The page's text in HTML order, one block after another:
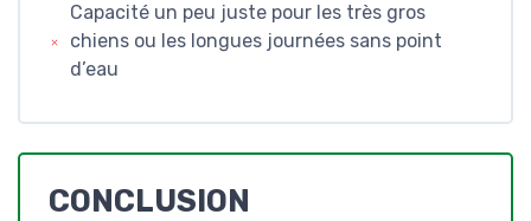
Capacité un peu juste pour les très gros
chiens ou les longues journées sans point
d’eau
CONCLUSION